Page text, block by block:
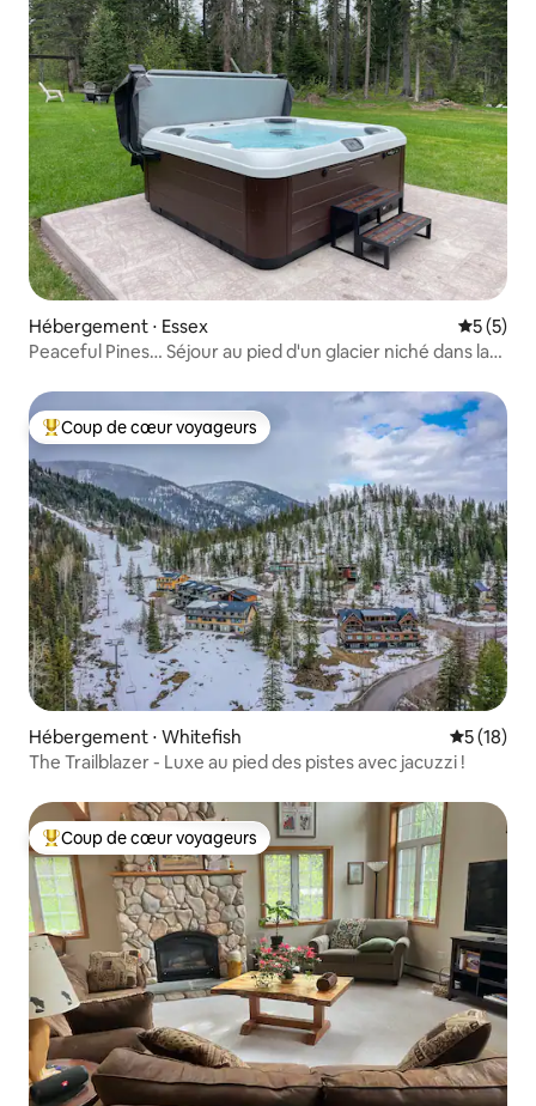
Hébergement ⋅ Essex
5 (5)
Peaceful Pines… Séjour au pied d'un glacier niché dans la
Coups de cœur voyageurs les plus appréciés
Coup de cœur voyageurs
Hébergement ⋅ Whitefish
5 (18)
The Trailblazer - Luxe au pied des pistes avec jacuzzi !
Coups de cœur voyageurs les plus appréciés
Coup de cœur voyageurs